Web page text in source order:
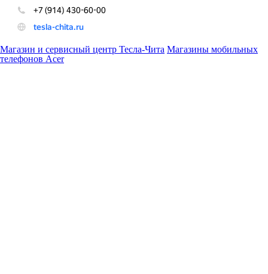
Магазин и сервисный центр Тесла-Чита Магазины мобильных
телефонов Acer